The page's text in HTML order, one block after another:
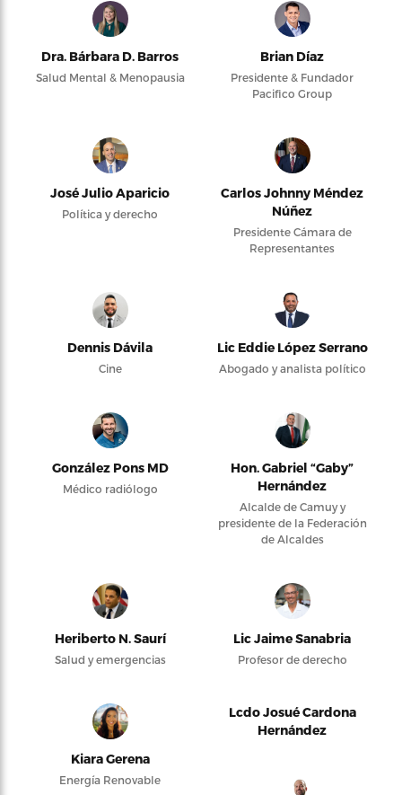
Dra. Bárbara D. Barros
Salud Mental & Menopausia
Brian Díaz
Presidente & Fundador
Pacifico Group
José Julio Aparicio
Política y derecho
Carlos Johnny Méndez
Núñez
Presidente Cámara de
Representantes
Dennis Dávila
Cine
Lic Eddie López Serrano
Abogado y analista político
González Pons MD
Médico radiólogo
Hon. Gabriel “Gaby”
Hernández
Alcalde de Camuy y
presidente de la Federación
de Alcaldes
Heriberto N. Saurí
Salud y emergencias
Lic Jaime Sanabria
Profesor de derecho
Kiara Gerena
Energía Renovable
Lcdo Josué Cardona
Hernández